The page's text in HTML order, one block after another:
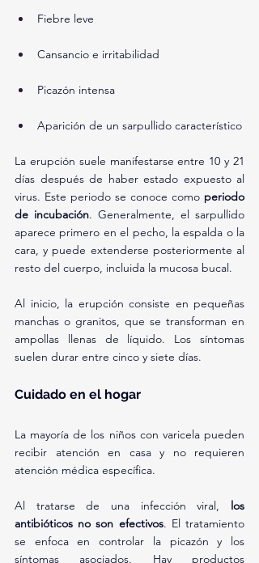
Fiebre leve
Cansancio e irritabilidad
Picazón intensa
Aparición de un sarpullido característico
La erupción suele manifestarse entre 10 y 21
días después de haber estado expuesto al
virus. Este periodo se conoce como periodo
de incubación. Generalmente, el sarpullido
aparece primero en el pecho, la espalda o la
cara, y puede extenderse posteriormente al
resto del cuerpo, incluida la mucosa bucal.
Al inicio, la erupción consiste en pequeñas
manchas o granitos, que se transforman en
ampollas llenas de líquido. Los síntomas
suelen durar entre cinco y siete días.
Cuidado en el hogar
La mayoría de los niños con varicela pueden
recibir atención en casa y no requieren
atención médica específica.
Al tratarse de una infección viral, los
antibióticos no son efectivos. El tratamiento
se enfoca en controlar la picazón y los
síntomas asociados. Hay productos